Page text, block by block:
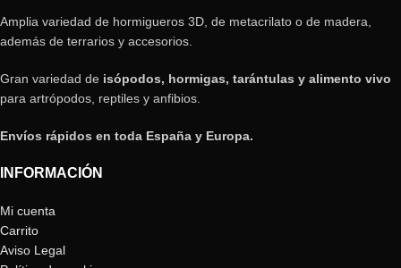
Amplia variedad de hormigueros 3D, de metacrilato o de madera,
además de terrarios y accesorios.
Gran variedad de isópodos, hormigas, tarántulas y alimento vivo
para artrópodos, reptiles y anfibios.
Envíos rápidos en toda España y Europa.
INFORMACIÓN
Mi cuenta
Carrito
Aviso Legal